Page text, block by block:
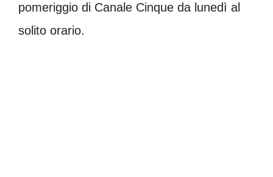
pomeriggio di Canale Cinque da lunedì al
solito orario.